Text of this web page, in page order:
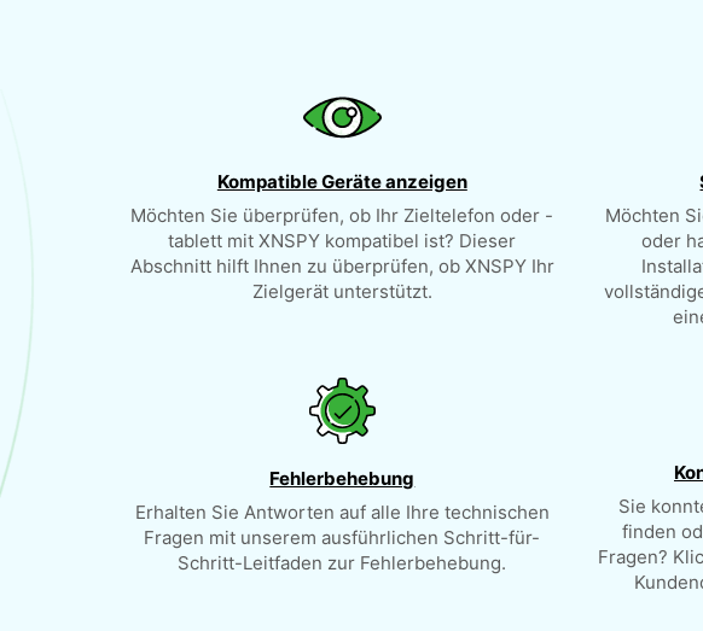
Kompatible Geräte anzeigen
Möchten Sie überprüfen, ob Ihr Zieltelefon oder -
tablett mit XNSPY kompatibel ist? Dieser
Abschnitt hilft Ihnen zu überprüfen, ob XNSPY Ihr
Zielgerät unterstützt.
Möchten
oder
Fehlerbehebung
Erhalten Sie Antworten auf alle Ihre technischen
Fragen mit unserem ausführlichen Schritt-für-
Schritt-Leitfaden zur Fehlerbehebung.
Sie
finden
Fragen?